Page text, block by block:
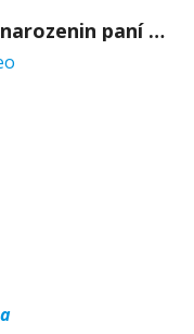
Oslava 101. narozenin paní Věry Skořepové